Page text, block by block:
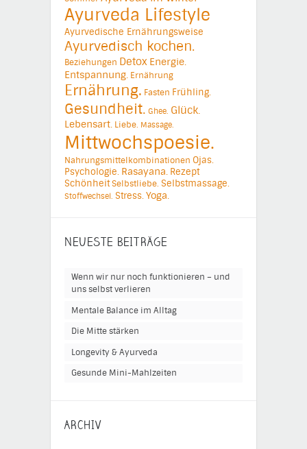
Ayurveda Lifestyle
Ayurvedische Ernährungsweise
Ayurvedisch kochen.
Beziehungen Detox Energie.
Entspannung. Ernährung
Ernährung. Fasten Frühling.
Gesundheit. Ghee. Glück.
Lebensart. Liebe. Massage.
Mittwochspoesie.
Nahrungsmittelkombinationen Ojas.
Psychologie. Rasayana. Rezept
SchönheitSelbstliebe. Selbstmassage.
Stoffwechsel. Stress.Yoga.
NEUESTE BEITRÄGE
Wenn wir nur noch funktionieren – und
uns selbst verlieren
Mentale Balance im Alltag
Die Mitte stärken
Longevity & Ayurveda
Gesunde Mini-Mahlzeiten
ARCHIV